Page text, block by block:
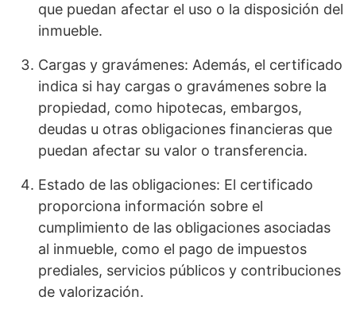
que puedan afectar el uso o la disposición del
inmueble.
Cargas y gravámenes: Además, el certificado
indica si hay cargas o gravámenes sobre la
propiedad, como hipotecas, embargos,
deudas u otras obligaciones financieras que
puedan afectar su valor o transferencia.
Estado de las obligaciones: El certificado
proporciona información sobre el
cumplimiento de las obligaciones asociadas
al inmueble, como el pago de impuestos
prediales, servicios públicos y contribuciones
de valorización.